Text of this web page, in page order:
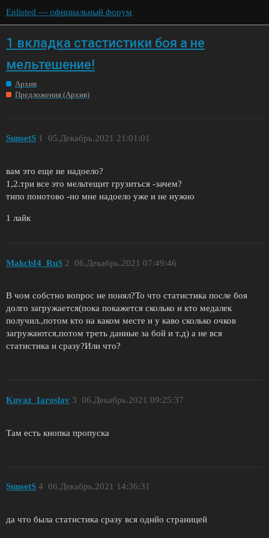
Enlisted — официальный форум
1 вкладка стастистики боя а не
мельтешение!
Архив
Предложения (Архив)
SunsetS 05.Декабрь.2021 21:01:01
1
вам это еще не надоело?
1,2.три все это мельтещит грузиться -зачем?
типо понотово -но мне надоело уже и не нужно
1 лайк
MakcbI4_RuS 06.Декабрь.2021 07:49:46
2
В чом собстно вопрос не понял?То что статистика после боя
долго загружается(пока покажется сколько и кто медалек
получил.,потом кто на каком месте и у каво сколько очков
загружаются,потом треть данные за бой и т.д) а не вся
статистика и сразу?Или что?
Knyaz_Iaroslav 06.Декабрь.2021 09:25:37
3
Там есть кнопка пропуска
SunsetS 06.Декабрь.2021 14:36:31
4
да что была статистика сразу вся однйо страницей